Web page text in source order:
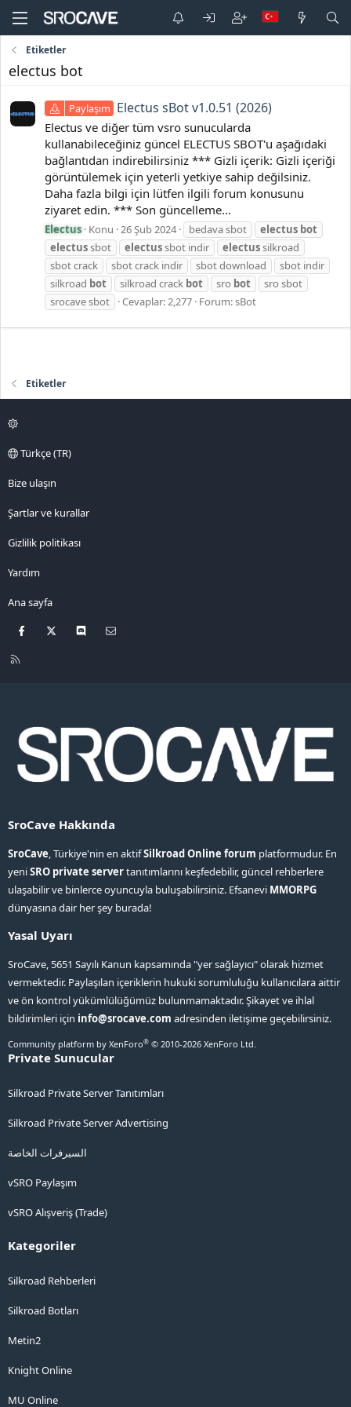
Etiketler
electus bot
Paylaşım Electus sBot v1.0.51 (2026)
Electus ve diğer tüm vsro sunucularda
kullanabileceğiniz güncel ELECTUS SBOT'u aşağıdaki
bağlantıdan indirebilirsiniz *** Gizli içerik: Gizli içeriği
görüntülemek için yeterli yetkiye sahip değilsiniz.
Daha fazla bilgi için lütfen ilgili forum konusunu
ziyaret edin. *** Son güncelleme...
Electus Konu 26 Şub 2024 bedava sbot electus bot
electussbot electussbot indir electussilkroad
sbot crack
sbot crack indir sbot download
sbot indir
silkroad bot silkroad crack bot sro bot
sro sbot
srocave sbot
Cevaplar: 2,277 Forum:sBot
Etiketler
Türkçe (TR)
Bize ulaşın
Şartlar ve kurallar
Gizlilik politikası
Yardım
Ana sayfa
Facebook Discord
R
SroCave Hakkında
SroCave, Türkiye'nin en aktifSilkroad Online forum platformudur. En
yeniSRO private servertanıtımlarını keşfedebilir, güncel rehberlere
ulaşabilir ve binlerce oyuncuyla buluşabilirsiniz. Efsanevi MMORPG
dünyasına dair her şey burada!
Yasal Uyarı
SroCave, 5651 Sayılı Kanun kapsamında "yer sağlayıcı" olarak hizmet
vermektedir. Paylaşılan içeriklerin hukuki sorumluluğu kullanıcılara aittir
ve ön kontrol yükümlülüğümüz bulunmamaktadır. Şikayet ve ihlal
bildirimleri için info@srocave.com adresinden iletişime geçebilirsiniz.
Community platform by XenForo® © 2010-2026 XenForo Ltd.
Private Sunucular
Silkroad Private Server Tanıtımları
Silkroad Private Server Advertising
السيرفرات الخاصة
vSRO Paylaşım
vSRO Alışveriş (Trade)
Kategoriler
Silkroad Rehberleri
Silkroad Botları
Metin2
Knight Online
MU Online